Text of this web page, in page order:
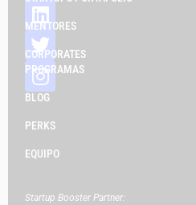
MENTORES
CORPORATES
PROGRAMAS
BLOG
PERKS
EQUIPO
Startup Booster Partner: